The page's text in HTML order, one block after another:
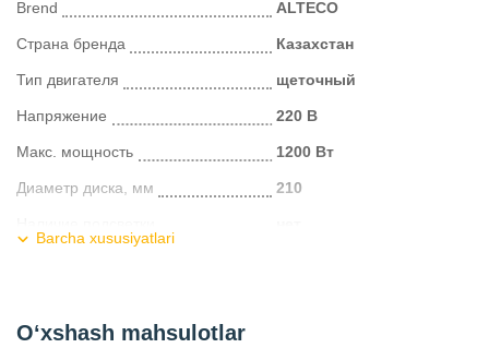
Brend ALTECO
Страна бренда Казахстан
Тип двигателя щеточный
Напряжение 220 В
Макс. мощность 1200 Вт
Диаметр диска, мм 210
Kategoriya
Barcha xususiyatlari
O‘xshash mahsulotlar